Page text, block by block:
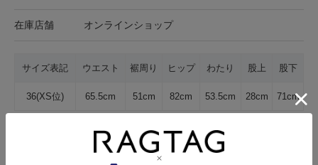
在庫店舗 オンラインショップ
サイズ表記 ウエスト 裾周り ヒップ わたり 股上 股下
36(XS位) 65.5cm 51cm 82cm 53.5cm 28cm 71cm
サイズの測り方について